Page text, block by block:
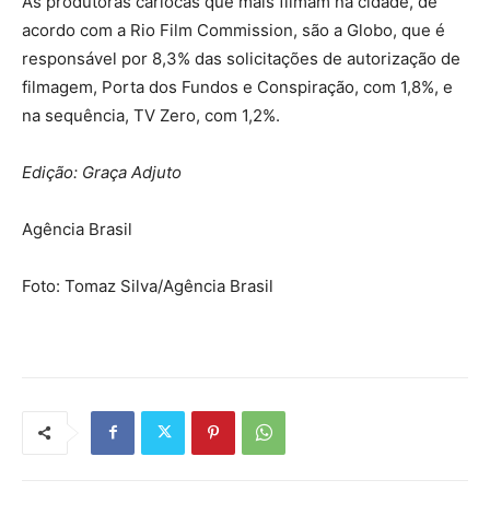
acordo com a Rio Film Commission, são a Globo, que é
responsável por 8,3% das solicitações de autorização de
filmagem, Porta dos Fundos e Conspiração, com 1,8%, e
na sequência, TV Zero, com 1,2%.
Edição: Graça Adjuto
Agência Brasil
Foto: Tomaz Silva/Agência Brasil